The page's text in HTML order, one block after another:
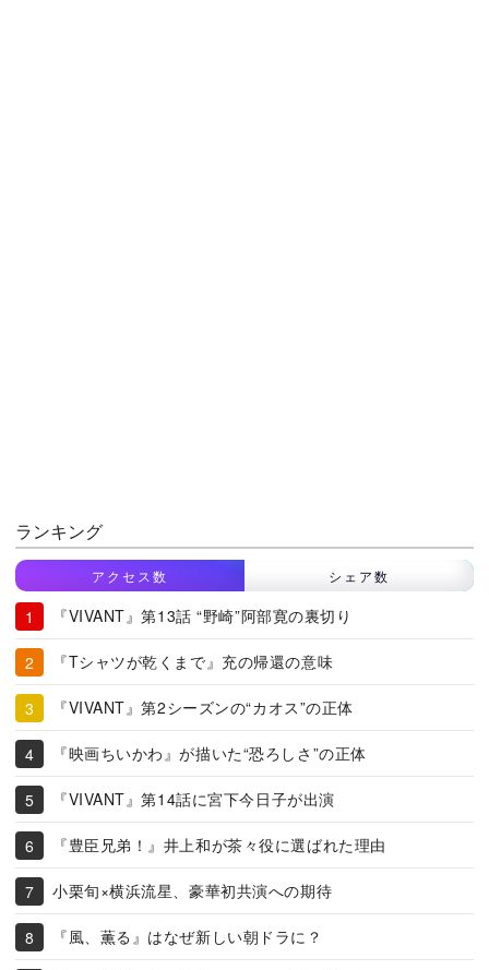
ランキング
アクセス数 シェア数
『VIVANT』第13話 “野崎”阿部寛の裏切り
『Tシャツが乾くまで』充の帰還の意味
『VIVANT』第2シーズンの“カオス”の正体
『映画ちいかわ』が描いた“恐ろしさ”の正体
『VIVANT』第14話に宮下今日子が出演
『豊臣兄弟！』井上和が茶々役に選ばれた理由
小栗旬×横浜流星、豪華初共演への期待
『風、薫る』はなぜ新しい朝ドラに？